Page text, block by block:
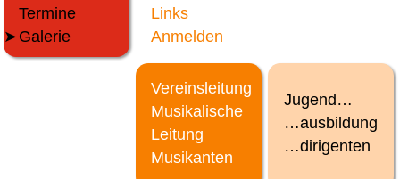
Termine
Galerie
Links
Anmelden
Vereinsleitung
Musikalische
Leitung
Musikanten
Jugend…
…ausbildung
…dirigenten